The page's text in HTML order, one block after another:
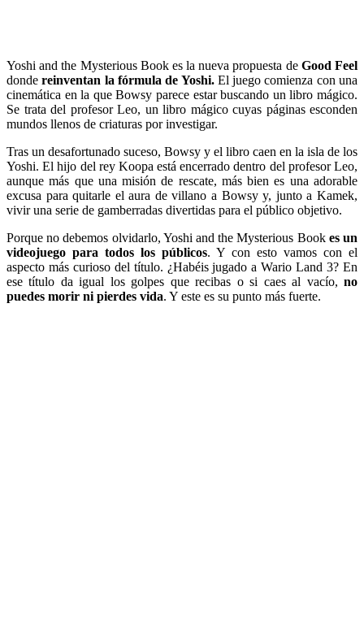
Yoshi and the Mysterious Book es la nueva propuesta de Good Feel
dondereinventan la fórmula de Yoshi.El juego comienza con una
cinemática en la que Bowsy parece estar buscando un libro mágico.
Se trata del profesor Leo, un libro mágico cuyas páginas esconden
mundos llenos de criaturas por investigar.
Tras un desafortunado suceso, Bowsy y el libro caen en la isla de los
Yoshi. El hijo del rey Koopa está encerrado dentro del profesor Leo,
aunque más que una misión de rescate, más bien es una adorable
excusa para quitarle el aura de villano a Bowsy y, junto a Kamek,
vivir una serie de gamberradas divertidas para el público objetivo.
Porque no debemos olvidarlo, Yoshi and the Mysterious Book es un
videojuego para todos los públicos. Y con esto vamos con el
aspecto más curioso del título. ¿Habéis jugado a Wario Land 3? En
ese título da igual los golpes que recibas o si caes al vacío, no
puedes morir ni pierdes vida. Y este es su punto más fuerte.